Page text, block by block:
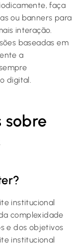
faça
ou banners para
interação.
baseadas em
a
digital.
sobre
institucional
complexidade
e dos objetivos
institucional